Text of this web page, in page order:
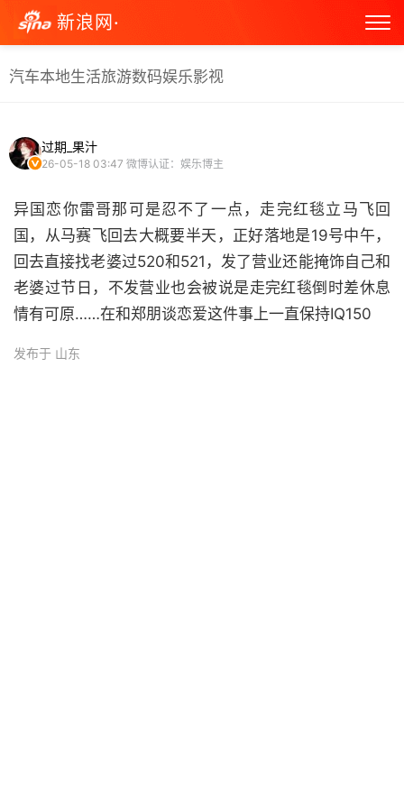
新浪网·
汽车本地生活旅游数码娱乐影视
过期_果汁
26-05-18 03:47 微博认证：娱乐博主
异国恋你雷哥那可是忍不了一点，走完红毯立马飞回
国，从马赛飞回去大概要半天，正好落地是19号中午，
回去直接找老婆过520和521，发了营业还能掩饰自己和
老婆过节日，不发营业也会被说是走完红毯倒时差休息
情有可原……在和郑朋谈恋爱这件事上一直保持IQ150 ​
发布于 山东